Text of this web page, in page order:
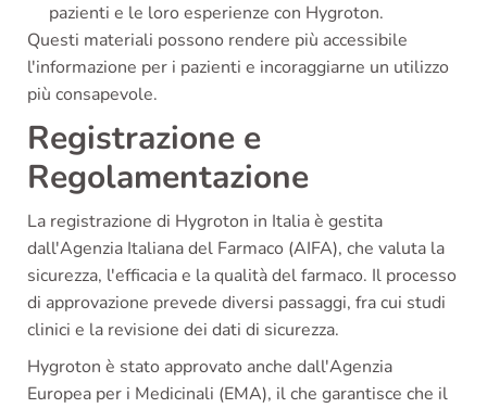
pazienti e le loro esperienze con Hygroton.
Questi materiali possono rendere più accessibile
l'informazione per i pazienti e incoraggiarne un utilizzo
più consapevole.
Registrazione e
Regolamentazione
La registrazione di Hygroton in Italia è gestita
dall'Agenzia Italiana del Farmaco (AIFA), che valuta la
sicurezza, l'efficacia e la qualità del farmaco. Il processo
di approvazione prevede diversi passaggi, fra cui studi
clinici e la revisione dei dati di sicurezza.
Hygroton è stato approvato anche dall'Agenzia
Europea per i Medicinali (EMA), il che garantisce che il